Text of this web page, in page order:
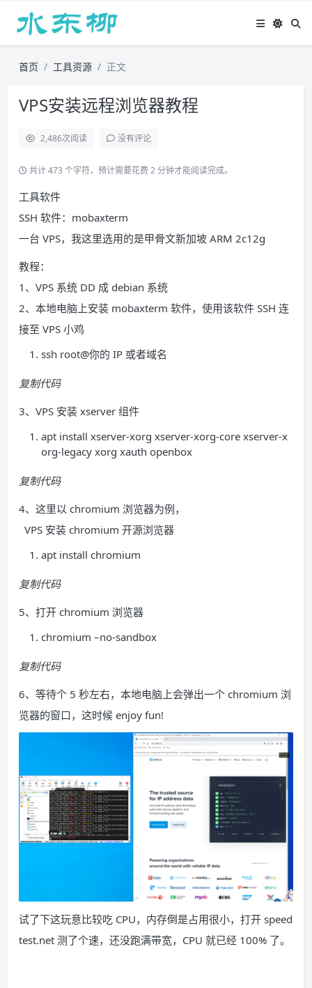
首页 工具资源 正文
VPS安装远程浏览器教程
2,486次阅读 没有评论
共计 473 个字符，预计需要花费 2 分钟才能阅读完成。
工具软件
SSH 软件：mobaxterm
一台 VPS，我这里选用的是甲骨文新加坡 ARM 2c12g
教程：
1、VPS 系统 DD 成 debian 系统
2、本地电脑上安装 mobaxterm 软件，使用该软件 SSH 连
接至 VPS 小鸡
ssh root@你的 IP 或者域名
复制代码
3、VPS 安装 xserver 组件
apt install xserver-xorg xserver-xorg-core xserver-x
org-legacy xorg xauth openbox
复制代码
4、这里以 chromium 浏览器为例，
VPS 安装 chromium 开源浏览器
apt install chromium
复制代码
5、打开 chromium 浏览器
chromium –no-sandbox
复制代码
6、等待个 5 秒左右，本地电脑上会弹出一个 chromium 浏
览器的窗口，这时候 enjoy fun!
试了下这玩意比较吃 CPU，内存倒是占用很小，打开 speed
test.net 测了个速，还没跑满带宽，CPU 就已经 100% 了。